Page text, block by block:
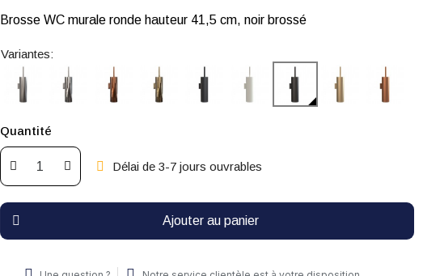
Brosse WC murale ronde hauteur 41,5 cm, noir brossé
Variantes:
Quantité
Délai de 3-7 jours ouvrables
Ajouter au panier